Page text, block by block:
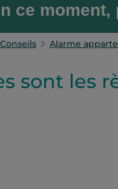
ce
Conseils Alarme
sont les